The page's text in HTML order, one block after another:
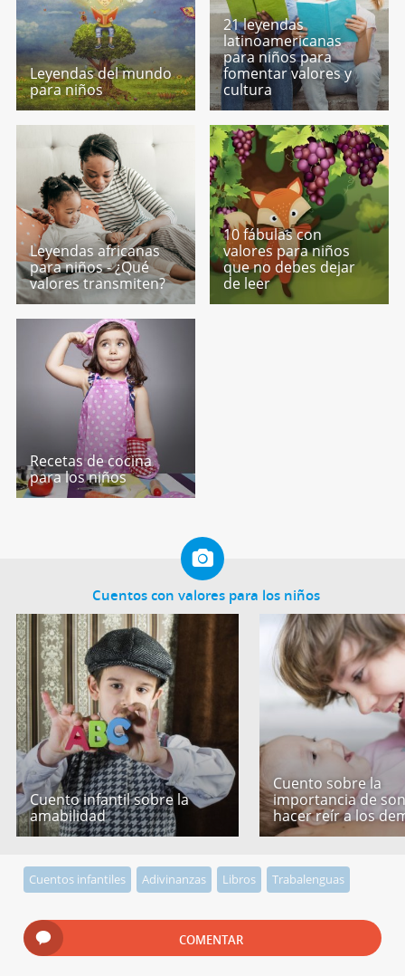
Leyendas del mundo
para niños
21 leyendas
latinoamericanas
para niños para
fomentar valores y
cultura
Leyendas africanas
para niños - ¿Qué
valores transmiten?
10 fábulas con
valores para niños
que no debes dejar
de leer
Recetas de cocina
para los niños
Cuentos con valores para los niños
Cuento infantil sobre la
amabilidad
Cuento sobre la
importancia de
hacer reír a los
Cuentos infantiles Adivinanzas Libros Trabalenguas
COMENTAR